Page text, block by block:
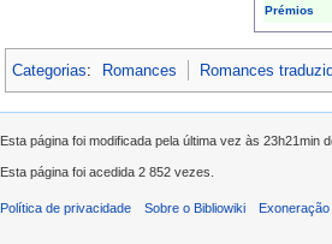
Prémios
Categorias: Romances Romances
Esta página foi modificada pela última vez às 23h21min
Esta página foi acedida 2 852 vezes.
Política de privacidade Sobre o Bibliowiki